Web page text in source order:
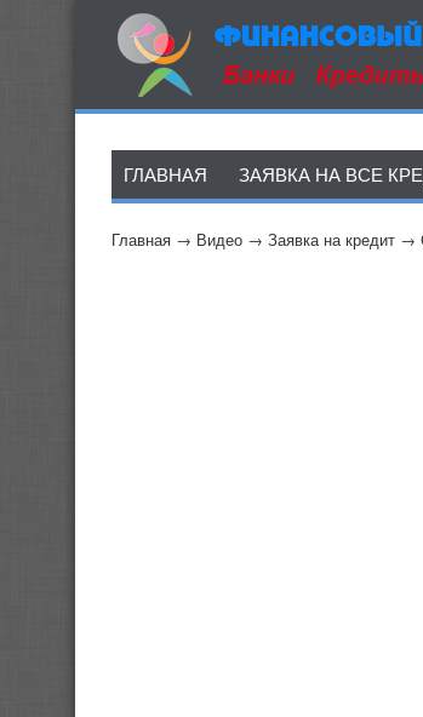
ГЛАВНАЯ ЗАЯВКА НА ВСЕ
Главная → Видео → Заявка на кредит →